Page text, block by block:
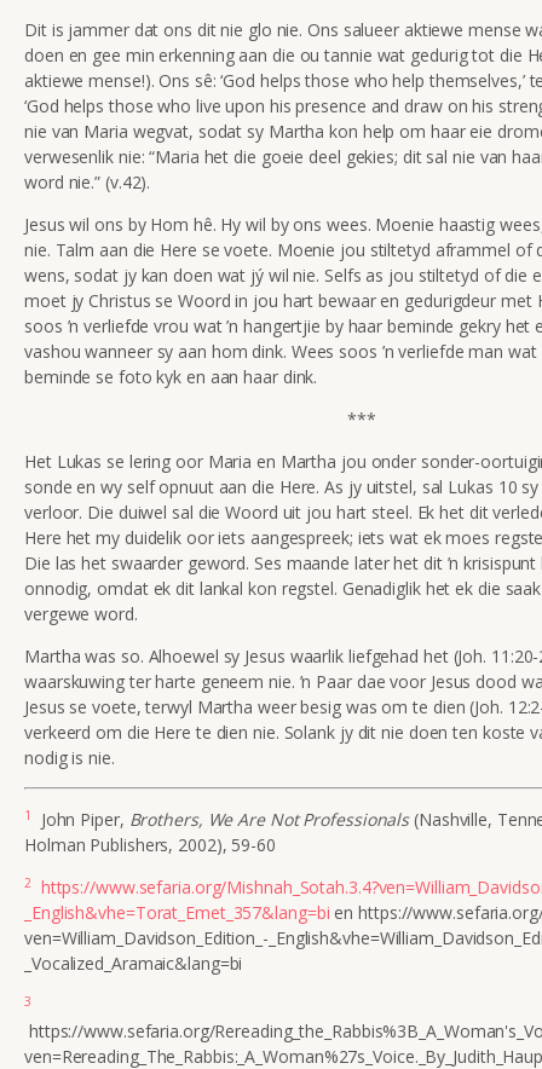
Dit is jammer dat ons dit nie glo nie. Ons salueer aktiewe mense
doen en gee min erkenning aan die ou tannie wat gedurig tot die
aktiewe mense!). Ons sê: ‘God helps those who help themselves,’
‘God helps those who live upon his presence and draw on his
nie van Maria wegvat, sodat sy Martha kon help om haar eie
verwesenlik nie: “Maria het die goeie deel gekies; dit sal nie van
word nie.” (v.42).
Jesus wil ons by Hom hê. Hy wil by ons wees. Moenie haastig
nie. Talm aan die Here se voete. Moenie jou stiltetyd aframmel of
wens, sodat jy kan doen wat jý wil nie. Selfs as jou stiltetyd of die
moet jy Christus se Woord in jou hart bewaar en gedurigdeur met
soos ’n verliefde vrou wat ’n hangertjie by haar beminde gekry het
vashou wanneer sy aan hom dink. Wees soos ’n verliefde man
beminde se foto kyk en aan haar dink.
***
Het Lukas se lering oor Maria en Martha jou onder sonder-
sonde en wy self opnuut aan die Here. As jy uitstel, sal Lukas 10
verloor. Die duiwel sal die Woord uit jou hart steel. Ek het dit
Here het my duidelik oor iets aangespreek; iets wat ek moes
Die las het swaarder geword. Ses maande later het dit ’n
onnodig, omdat ek dit lankal kon regstel. Genadiglik het ek die
vergewe word.
Martha was so. Alhoewel sy Jesus waarlik liefgehad het (Joh.
waarskuwing ter harte geneem nie. ’n Paar dae voor Jesus dood
Jesus se voete, terwyl Martha weer besig was om te dien (Joh.
verkeerd om die Here te dien nie. Solank jy dit nie doen ten koste
nodig is nie.
1 John Piper, Brothers, We Are Not Professionals(Nashville,
Holman Publishers, 2002), 59-60
2
https://www.sefaria.org/
_English&vhe=Torat_Emet_357&lang=bi en https://
ven=William_Davidson_Edition_-
_Vocalized_Aramaic&lang=bi
3
https://www.sefaria.org/